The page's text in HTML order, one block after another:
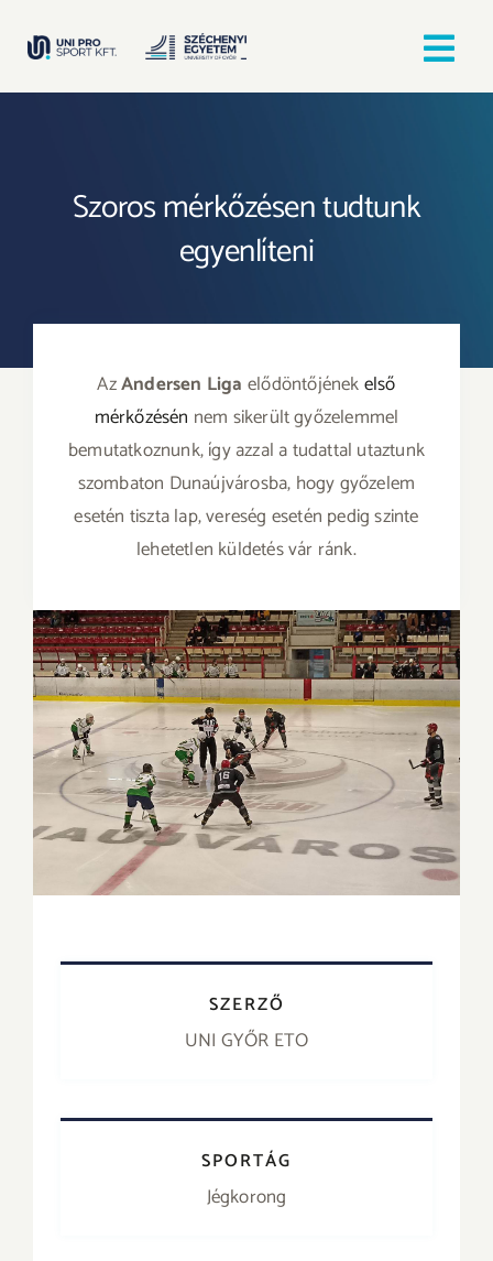
Egyesületek
Hírek, bejegyzések
Örömfutás
TANULJ GYŐRBEN! SPORTOLJ GYŐRBEN!
Szoros mérkőzésen tudtunk
egyenlíteni
AzAndersen Liga elődöntőjénekelső
mérkőzésén nem sikerült győzelemmel
bemutatkoznunk, így azzal a tudattal utaztunk
szombaton Dunaújvárosba, hogy győzelem
esetén tiszta lap, vereség esetén pedig szinte
lehetetlen küldetés vár ránk.
SZERZŐ
UNI GYŐR ETO
SPORTÁG
Jégkorong